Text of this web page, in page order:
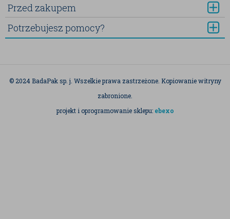
Przed zakupem
Potrzebujesz pomocy?
© 2024 BadaPak sp. j. Wszelkie prawa zastrzeżone. Kopiowanie witryny
zabronione.
projekt i oprogramowanie sklepu: ebexo